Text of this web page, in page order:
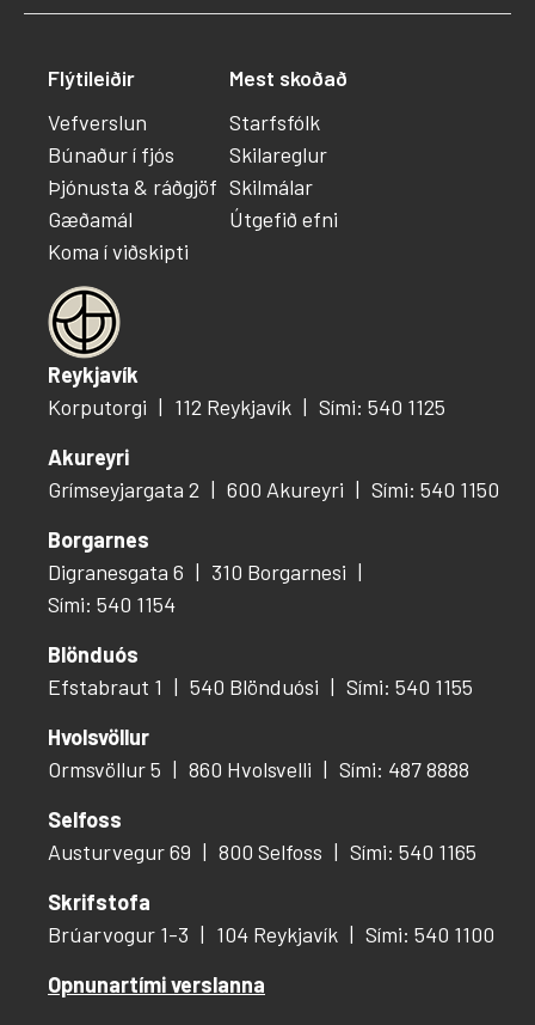
Reykjavík
Korputorgi
112 Reykjavík
Sími: 540 1125
Akureyri
Grímseyjargata 2
600 Akureyri
Sími: 540 1150
Borgarnes
Digranesgata 6
310 Borgarnesi
Sími: 540 1154
Blönduós
Efstabraut 1
540 Blönduósi
Sími: 540 1155
Hvolsvöllur
Ormsvöllur 5
860 Hvolsvelli
Sími: 487 8888
Selfoss
Austurvegur 69
800 Selfoss
Sími: 540 1165
Skrifstofa
Brúarvogur 1-3
104 Reykjavík
Sími: 540 1100
Opnunartími verslanna
Flýtileiðir
Vefverslun
Búnaður í fjós
Þjónusta & ráðgjöf
Gæðamál
Koma í viðskipti
Mest skoðað
Starfsfólk
Skilareglur
Skilmálar
Útgefið efni